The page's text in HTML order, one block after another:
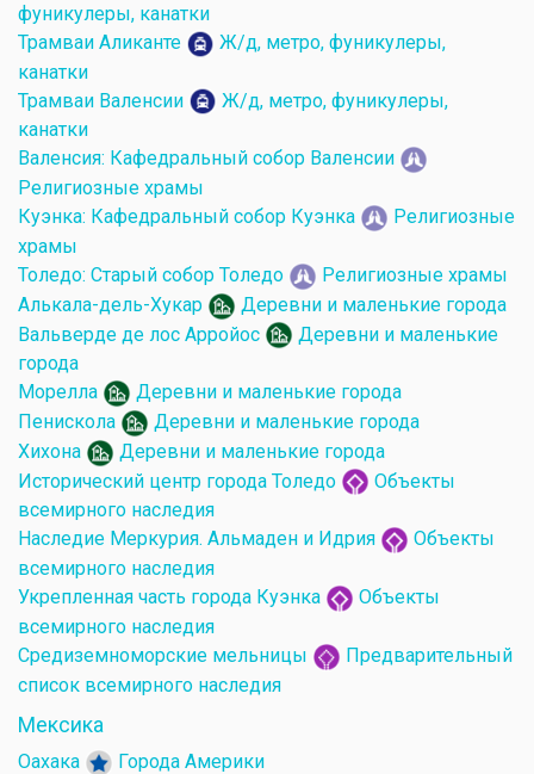
фуникулеры, канатки
Трамваи Аликанте
Ж/д, метро, фуникулеры,
канатки
Трамваи Валенсии
Ж/д, метро, фуникулеры,
канатки
Валенсия: Кафедральный собор Валенсии
Религиозные храмы
Куэнка: Кафедральный собор Куэнка
Религиозные
храмы
Толедо: Старый собор Толедо
Религиозные храмы
Алькала-дель-Хукар
Деревни и маленькие города
Вальверде де лос Арройос
Деревни и маленькие
города
Морелла
Деревни и маленькие города
Пенискола
Деревни и маленькие города
Хихона
Деревни и маленькие города
Исторический центр города Толедо
Объекты
всемирного наследия
Наследие Меркурия. Альмаден и Идрия
Объекты
всемирного наследия
Укрепленная часть города Куэнка
Объекты
всемирного наследия
Средиземноморские мельницы
Предварительный
список всемирного наследия
Мексика
Оахака Города Америки